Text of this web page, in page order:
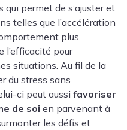
permet de s’ajuster et
telles que l’accélération
plus
l’efficacité pour
situations. Au fil de la
du stress sans
ci peut aussi favoriser
de soi en parvenant à
les défis et